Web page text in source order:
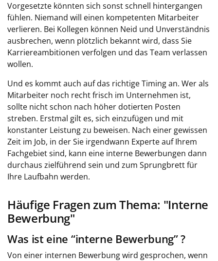
Vorgesetzte könnten sich sonst schnell hintergangen
fühlen. Niemand will einen kompetenten Mitarbeiter
verlieren. Bei Kollegen können Neid und Unverständnis
ausbrechen, wenn plötzlich bekannt wird, dass Sie
Karriereambitionen verfolgen und das Team verlassen
wollen.
Und es kommt auch auf das richtige Timing an. Wer als
Mitarbeiter noch recht frisch im Unternehmen ist,
sollte nicht schon nach höher dotierten Posten
streben. Erstmal gilt es, sich einzufügen und mit
konstanter Leistung zu beweisen. Nach einer gewissen
Zeit im Job, in der Sie irgendwann Experte auf Ihrem
Fachgebiet sind, kann eine interne Bewerbungen dann
durchaus zielführend sein und zum Sprungbrett für
Ihre Laufbahn werden.
Häufige Fragen zum Thema: "Interne
Bewerbung"
Was ist eine “interne Bewerbung” ?
Von einer internen Bewerbung wird gesprochen, wenn